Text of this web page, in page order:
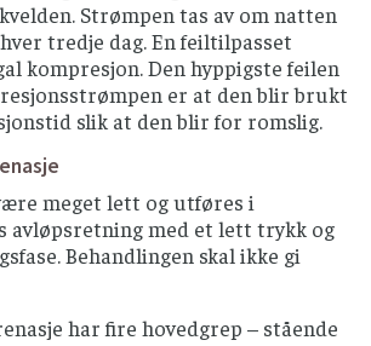
Strømpen tas av om natten
tredje dag. En feiltilpasset
kompresjon. Den hyppigste feilen
er at den blir brukt
slik at den blir for romslig.
meget lett og utføres i
avløpsretning med et lett trykk og
Behandlingen skal ikke gi
har fire hovedgrep – stående